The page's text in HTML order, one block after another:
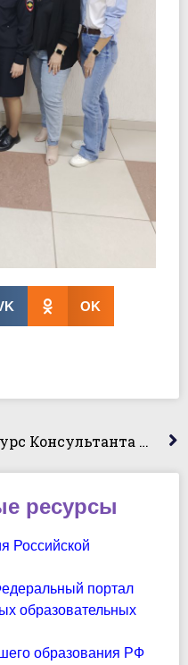
OK
Курс Консультанта По Пенсионному Обеспечению: Основы И Практика
ресурсы
Российской
портал
образовательных
образования РФ